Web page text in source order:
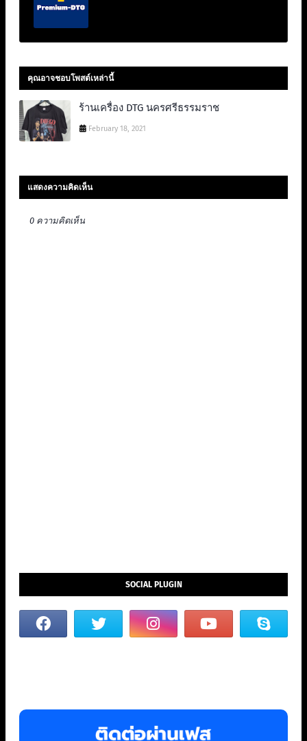
คุณอาจชอบโพสต์เหล่านี้
ร้านเครื่อง DTG นครศรีธรรมราช
February 18, 2021
แสดงความคิดเห็น
0 ความคิดเห็น
SOCIAL PLUGIN